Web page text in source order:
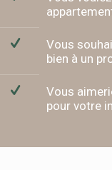
Vous
bien à un
Vous
pour votre